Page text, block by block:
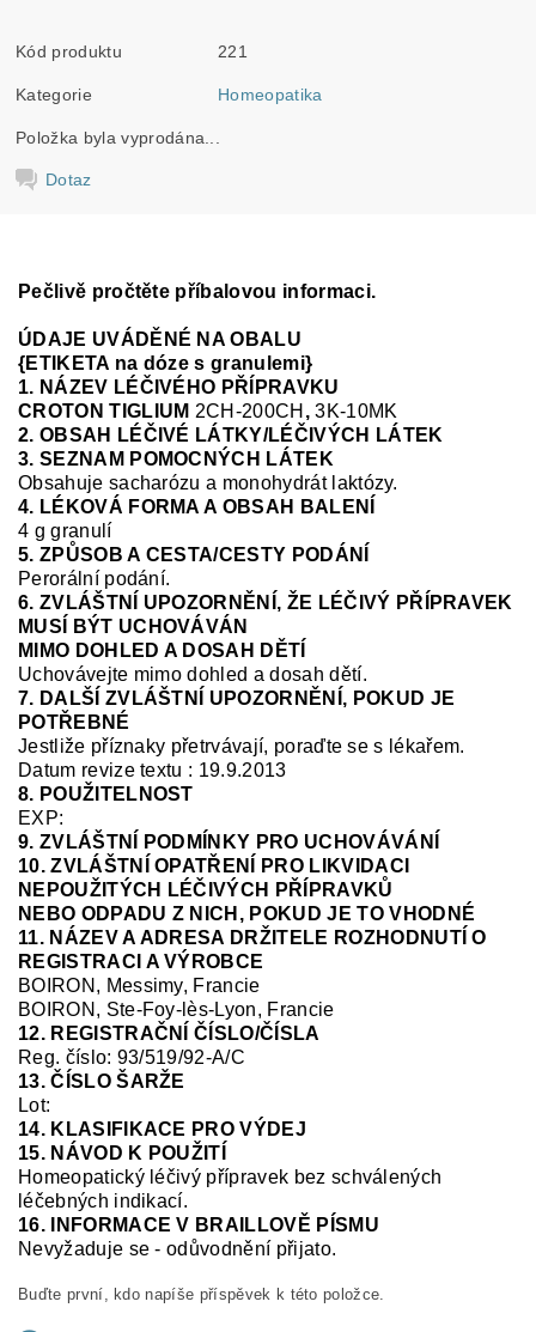
Kód produktu 221
Kategorie Homeopatika
Položka byla vyprodána...
Dotaz
Pečlivě pročtěte příbalovou informaci.
ÚDAJE UVÁDĚNÉ NA OBALU
{ETIKETA na dóze s granulemi}
1. NÁZEV LÉČIVÉHO PŘÍPRAVKU
CROTON TIGLIUM 2CH-200CH ,3K-10MK
2. OBSAH LÉČIVÉ LÁTKY/LÉČIVÝCH LÁTEK
3. SEZNAM POMOCNÝCH LÁTEK
Obsahuje sacharózu a monohydrát laktózy.
4. LÉKOVÁ FORMA A OBSAH BALENÍ
4 g granulí
5. ZPŮSOB A CESTA/CESTY PODÁNÍ
Perorální podání.
6. ZVLÁŠTNÍ UPOZORNĚNÍ, ŽE LÉČIVÝ PŘÍPRAVEK
MUSÍ BÝT UCHOVÁVÁN
MIMO DOHLED A DOSAH DĚTÍ
Uchovávejte mimo dohled a dosah dětí.
7. DALŠÍ ZVLÁŠTNÍ UPOZORNĚNÍ, POKUD JE
POTŘEBNÉ
Jestliže příznaky přetrvávají, poraďte se s lékařem.
Datum revize textu : 19.9.2013
8. POUŽITELNOST
EXP:
9. ZVLÁŠTNÍ PODMÍNKY PRO UCHOVÁVÁNÍ
10. ZVLÁŠTNÍ OPATŘENÍ PRO LIKVIDACI
NEPOUŽITÝCH LÉČIVÝCH PŘÍPRAVKŮ
NEBO ODPADU Z NICH, POKUD JE TO VHODNÉ
11. NÁZEV A ADRESA DRŽITELE ROZHODNUTÍ O
REGISTRACI A VÝROBCE
BOIRON, Messimy, Francie
BOIRON, Ste-Foy- lès-Lyon, Francie
12. REGISTRAČNÍ ČÍSLO/ČÍSLA
Reg. číslo: 93/519/92-A/C
13. ČÍSLO ŠARŽE
Lot:
14. KLASIFIKACE PRO VÝDEJ
15. NÁVOD K POUŽITÍ
Homeopatický léčivý přípravek bez schválených
léčebných indikací.
16. INFORMACE V BRAILLOVĚ PÍSMU
Nevyžaduje se-odůvodnění přijato.
Buďte první, kdo napíše příspěvek k této položce.